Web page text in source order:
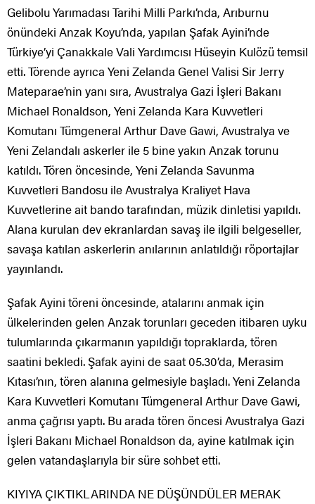
Gelibolu Yarımadası Tarihi Milli Parkı’nda, Arıburnu
önündeki Anzak Koyu’nda, yapılan Şafak Ayini’nde
Türkiye’yi Çanakkale Vali Yardımcısı Hüseyin Kulözü temsil
etti. Törende ayrıca Yeni Zelanda Genel Valisi Sir Jerry
Mateparae’nin yanı sıra, Avustralya Gazi İşleri Bakanı
Michael Ronaldson, Yeni Zelanda Kara Kuvvetleri
Komutanı Tümgeneral Arthur Dave Gawi, Avustralya ve
Yeni Zelandalı askerler ile 5 bine yakın Anzak torunu
katıldı. Tören öncesinde, Yeni Zelanda Savunma
Kuvvetleri Bandosu ile Avustralya Kraliyet Hava
Kuvvetlerine ait bando tarafından, müzik dinletisi yapıldı.
Alana kurulan dev ekranlardan savaş ile ilgili belgeseller,
savaşa katılan askerlerin anılarının anlatıldığı röportajlar
yayınlandı.
Şafak Ayini töreni öncesinde, atalarını anmak için
ülkelerinden gelen Anzak torunları geceden itibaren uyku
tulumlarında çıkarmanın yapıldığı topraklarda, tören
saatini bekledi. Şafak ayini de saat 05.30’da, Merasim
Kıtası’nın, tören alanına gelmesiyle başladı. Yeni Zelanda
Kara Kuvvetleri Komutanı Tümgeneral Arthur Dave Gawi,
anma çağrısı yaptı. Bu arada tören öncesi Avustralya Gazi
İşleri Bakanı Michael Ronaldson da, ayine katılmak için
gelen vatandaşlarıyla bir süre sohbet etti.
KIYIYA ÇIKTIKLARINDA NE DÜŞÜNDÜLER MERAK